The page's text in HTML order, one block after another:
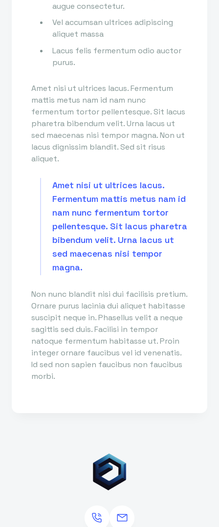
augue consectetur.
Vel accumsan ultrices adipiscing
aliquet massa
Lacus felis fermentum odio auctor
purus.
Amet nisi ut ultrices lacus. Fermentum
mattis metus nam id nam nunc
fermentum tortor pellentesque. Sit lacus
pharetra bibendum velit. Urna lacus ut
sed maecenas nisi tempor magna. Non ut
lacus dignissim blandit. Sed sit risus
aliquet.
Amet nisi ut ultrices lacus.
Fermentum mattis metus nam id
nam nunc fermentum tortor
pellentesque. Sit lacus pharetra
bibendum velit. Urna lacus ut
sed maecenas nisi tempor
magna.
Non nunc blandit nisi dui facilisis pretium.
Ornare purus lacinia dui aliquet habitasse
suscipit neque in. Phasellus velit a neque
sagittis sed duis. Facilisi in tempor
natoque fermentum habitasse ut. Proin
integer ornare faucibus vel id venenatis.
Id sed non sapien faucibus non faucibus
morbi.